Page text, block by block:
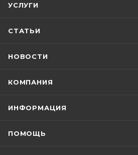
УСЛУГИ
СТАТЬИ
НОВОСТИ
КОМПАНИЯ
ИНФОРМАЦИЯ
ПОМОЩЬ